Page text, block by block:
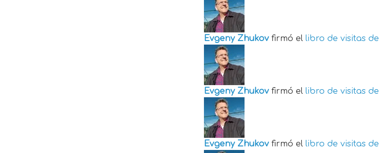
Evgeny Zhukov firmó el libro de visitas de
Evgeny Zhukov firmó el libro de visitas de
Evgeny Zhukov firmó el libro de visitas de